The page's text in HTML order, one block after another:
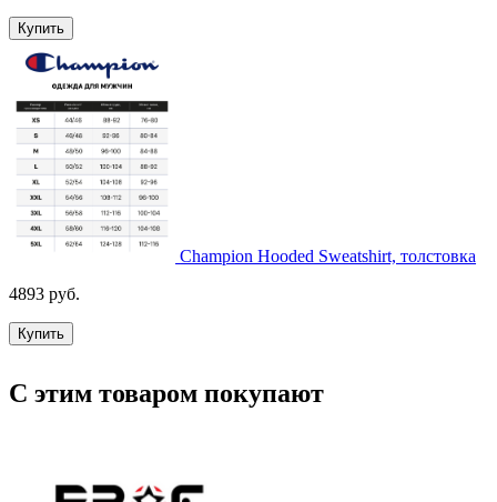
Купить
Champion Hooded Sweatshirt, толстовка
4893 руб.
Купить
С этим товаром покупают